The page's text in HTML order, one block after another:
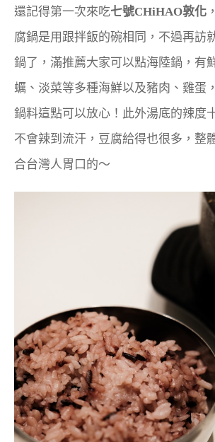
還記得第一次來吃七號CHiHAO敦化
腐鍋是用跟拌飯的碗相同，不過再訪
鍋了，滿推薦大家可以點海陸鍋，有
蠣、淡菜等多種海鮮以及豬肉、雞蛋
鍋料這點可以放心！此外湯底的辣度
不會辣到流汗，豆腐給得也很多，整
合台灣人胃口的～